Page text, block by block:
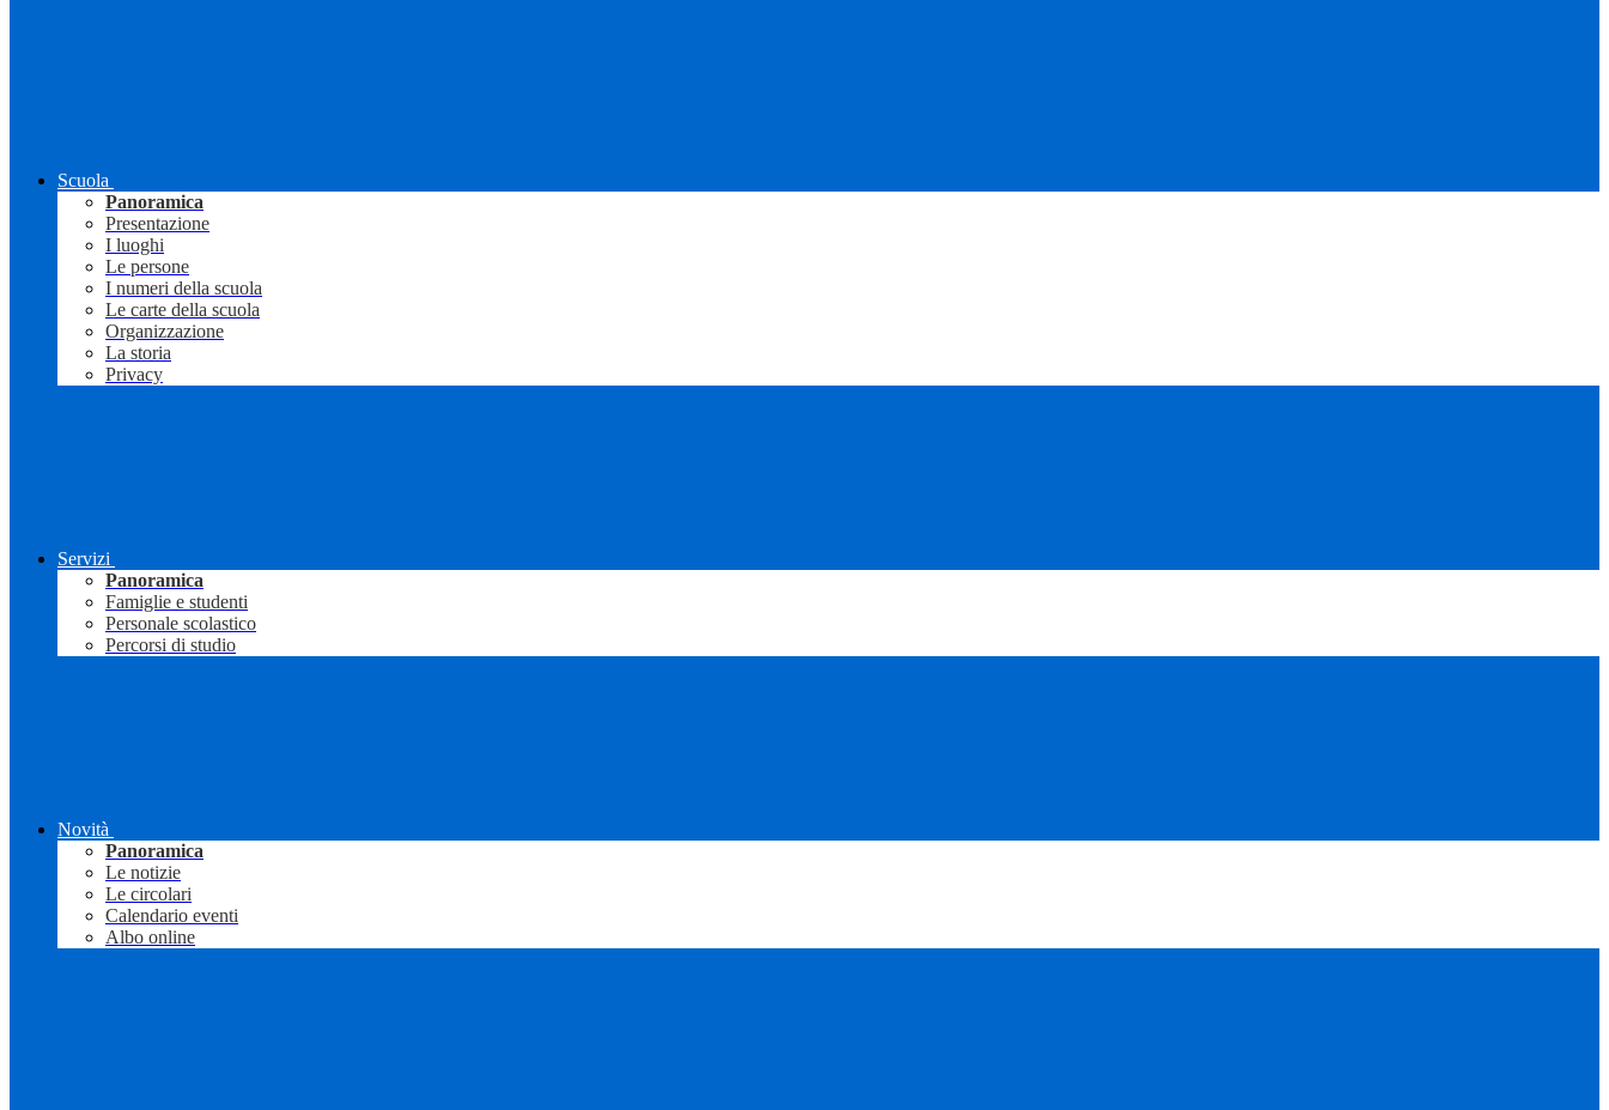
Scuola
Panoramica
Presentazione
I luoghi
Le persone
I numeri della scuola
Le carte della scuola
Organizzazione
La storia
Privacy
Servizi
Panoramica
Famiglie e studenti
Personale scolastico
Percorsi di studio
Novità
Panoramica
Le notizie
Le circolari
Calendario eventi
Albo online